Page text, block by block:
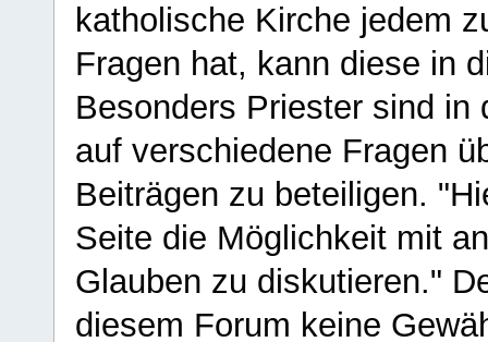
katholische Kirche jedem
Fragen hat, kann diese in
Besonders Priester sind in
auf verschiedene Fragen
Beiträgen zu beteiligen.
Seite die Möglichkeit mit
Glauben zu diskutieren."
diesem Forum keine